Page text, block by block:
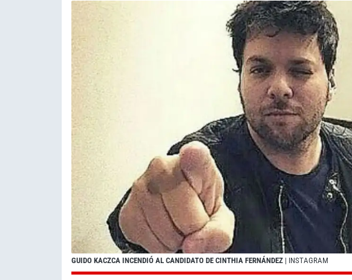
GUIDO KACZCA INCENDIÓ AL CANDIDATO DE CINTHIA FERNÁNDEZ | INSTAGRAM